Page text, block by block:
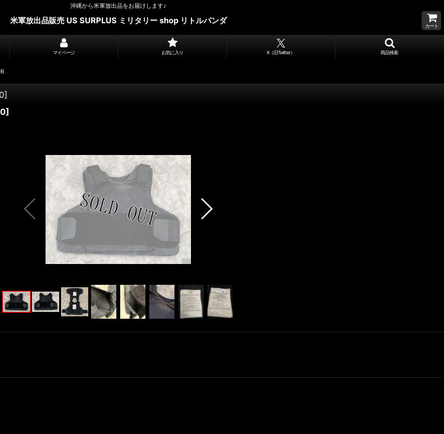
沖縄から米軍放出品をお届けします♪
米軍放出品販売 US SURPLUS ミリタリー shop リトルパンダ
カート
マイページ お気に入り X（旧Twitter） 商品検索
]
]